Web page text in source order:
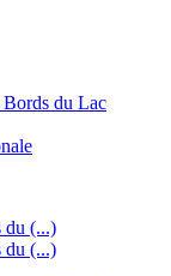
du Lac
du (...)
du (...)